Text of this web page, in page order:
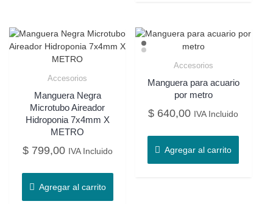
Accesorios
Manguera Negra
Microtubo Aireador
Hidroponia 7x4mm X
METRO
$799,00 IVA Incluido
Agregar al carrito
Accesorios
Manguera para acuario
por metro
$ 640,00 IVA Incluido
Agregar al carrito